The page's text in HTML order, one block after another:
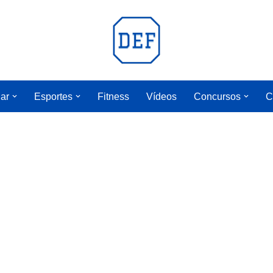
Esportes Fitness Vídeos Concursos